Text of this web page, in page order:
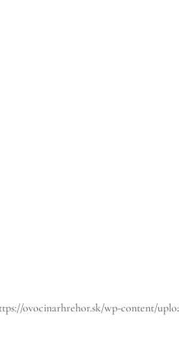
ovocinarhrehor.sk/wp-content/